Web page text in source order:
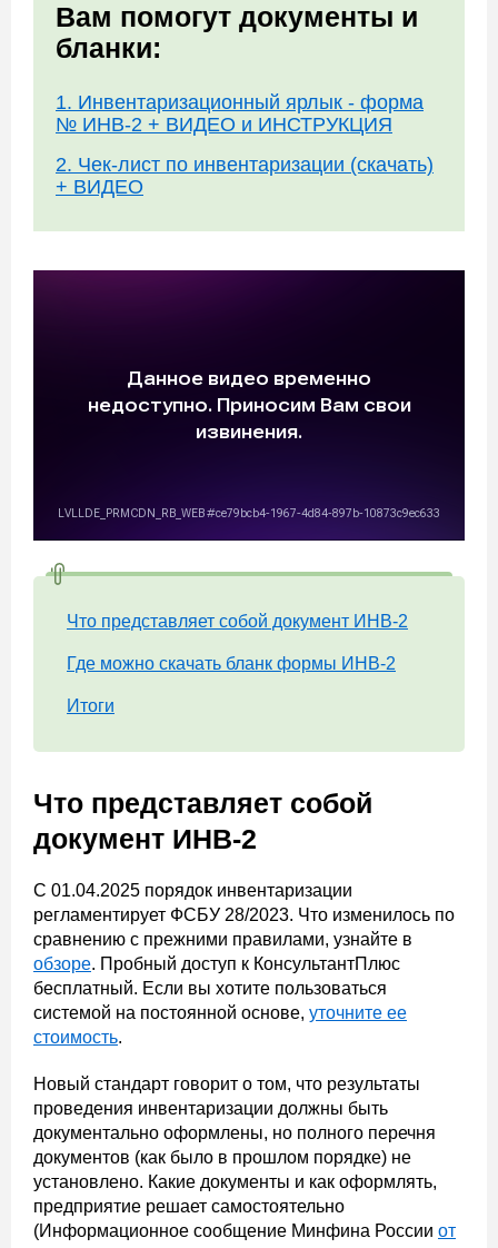
Вам помогут документы и
бланки:
1. Инвентаризационный ярлык - форма
№ ИНВ-2 + ВИДЕО и ИНСТРУКЦИЯ
2. Чек-лист по инвентаризации (скачать)
+ ВИДЕО
Что представляет собой документ ИНВ-2
Где можно скачать бланк формы ИНВ-2
Итоги
Что представляет собой
документ ИНВ-2
С 01.04.2025 порядок инвентаризации
регламентирует ФСБУ 28/2023. Что изменилось по
сравнению с прежними правилами, узнайте в
обзоре. Пробный доступ к КонсультантПлюс
бесплатный. Если вы хотите пользоваться
системой на постоянной основе, уточните ее
стоимость.
Новый стандарт говорит о том, что результаты
проведения инвентаризации должны быть
документально оформлены, но полного перечня
документов (как было в прошлом порядке) не
установлено. Какие документы и как оформлять,
предприятие решает самостоятельно
(Информационное сообщение Минфина России от